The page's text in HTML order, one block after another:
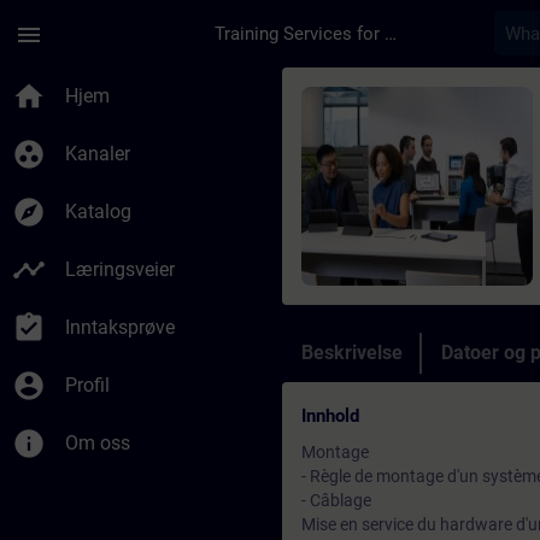
menu Training Services for Digital Industries
home Hjem
group_work Kanaler
explore Katalog
timeline Læringsveier
assignment_turned_in Inntaksprøve
account_circle Profil
info Om oss
Kurs - Technicien/
Beskrivelse Datoer og
Innhold
Montage
- Règle de montage d'un
- Câblage
Mise en service du hardware